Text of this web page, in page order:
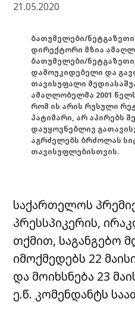
21.05.2020
ბათუმელები/
დირექტორი მზია
ბათუმელები/
დამოუკიდებელი და
თავისუფალი
ამაღლობელმა 2001
რომ ის არის რუსული
პატიმარი, არ აპირებს
დაუყოვნებლივ
აგრძელებს ბრძოლას
თავისუფლებისთვის.
საქართელოს
პრესსპიკერის,
თქმით, საგანგებო
იმოქმედებს 22
და მოიხსნება 23
ე.წ. კომენდანტს